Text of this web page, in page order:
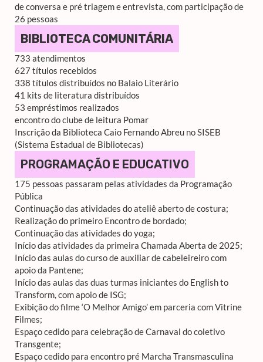
de conversa e pré triagem e entrevista, com participação de
26 pessoas
BIBLIOTECA COMUNITÁRIA
733 atendimentos
627 títulos recebidos
338 títulos distribuídos no Balaio Literário
41 kits de literatura distribuídos
53 empréstimos realizados
encontro do clube de leitura Pomar
Inscrição da Biblioteca Caio Fernando Abreu no SISEB
(Sistema Estadual de Bibliotecas)
PROGRAMAÇÃO E EDUCATIVO
175 pessoas passaram pelas atividades da Programação
Pública
Continuação das atividades do ateliê aberto de costura;
Realização do primeiro Encontro de bordado;
Continuação das atividades do yoga;
Início das atividades da primeira Chamada Aberta de 2025;
Início das aulas do curso de auxiliar de cabeleireiro com
apoio da Pantene;
Início das aulas das duas turmas iniciantes do English to
Transform, com apoio de ISG;
Exibição do filme ‘O Melhor Amigo’ em parceria com Vitrine
Filmes;
Espaço cedido para celebração de Carnaval do coletivo
Transgente;
Espaço cedido para encontro pré Marcha Transmasculina